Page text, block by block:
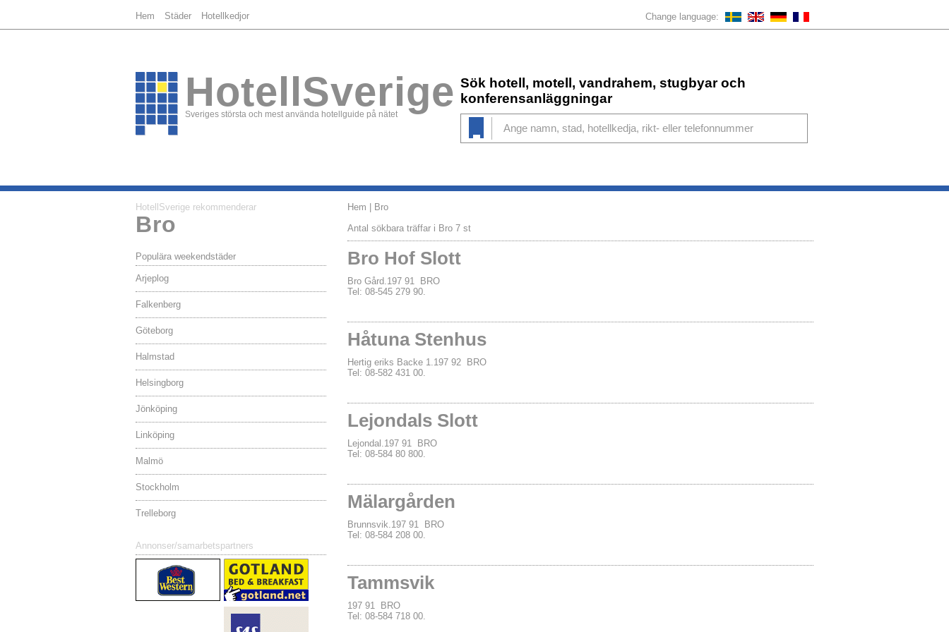
Hem Städer Hotellkedjor Change language:
HotellSverige
Sveriges största och mest använda hotellguide på nätet
Sök hotell, motell, vandrahem, stugbyar och
konferensanläggningar
HotellSverige rekommenderar
Bro
Populära weekendstäder
Arjeplog
Falkenberg
Göteborg
Halmstad
Helsingborg
Jönköping
Linköping
Malmö
Stockholm
Trelleborg
Annonser/samarbetspartners
Hem | Bro
Antal sökbara träffar i Bro 7 st
Bro Hof Slott
Bro Gård.197 91 BRO
Tel: 08-545 279 90.
Håtuna Stenhus
Hertig eriks Backe 1.197 92 BRO
Tel: 08-582 431 00.
Lejondals Slott
Lejondal.197 91 BRO
Tel: 08-584 80 800.
Mälargården
Brunnsvik.197 91 BRO
Tel: 08-584 208 00.
Tammsvik
197 91 BRO
Tel: 08-584 718 00.